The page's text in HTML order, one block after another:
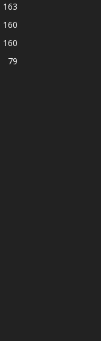
163
160
160
79